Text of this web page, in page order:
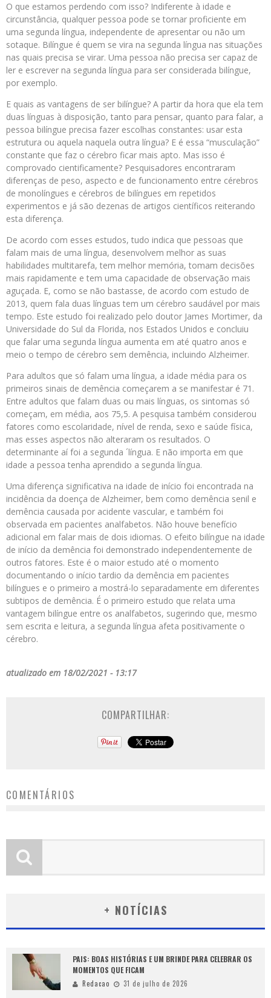
O que estamos perdendo com isso? Indiferente à idade e
circunstância, qualquer pessoa pode se tornar proficiente em
uma segunda língua, independente de apresentar ou não um
sotaque. Bilíngue é quem se vira na segunda língua nas situações
nas quais precisa se virar. Uma pessoa não precisa ser capaz de
ler e escrever na segunda língua para ser considerada bilíngue,
por exemplo.
E quais as vantagens de ser bilíngue? A partir da hora que ela tem
duas línguas à disposição, tanto para pensar, quanto para falar, a
pessoa bilíngue precisa fazer escolhas constantes: usar esta
estrutura ou aquela naquela outra língua? E é essa “musculação”
constante que faz o cérebro ficar mais apto. Mas isso é
comprovado cientificamente? Pesquisadores encontraram
diferenças de peso, aspecto e de funcionamento entre cérebros
de monolíngues e cérebros de bilíngues em repetidos
experimentos e já são dezenas de artigos científicos reiterando
esta diferença.
De acordo com esses estudos, tudo indica que pessoas que
falam mais de uma língua, desenvolvem melhor as suas
habilidades multitarefa, tem melhor memória, tomam decisões
mais rapidamente e tem uma capacidade de observação mais
aguçada. E, como se não bastasse, de acordo com estudo de
2013, quem fala duas línguas tem um cérebro saudável por mais
tempo. Este estudo foi realizado pelo doutor James Mortimer, da
Universidade do Sul da Florida, nos Estados Unidos e concluiu
que falar uma segunda língua aumenta em até quatro anos e
meio o tempo de cérebro sem demência, incluindo Alzheimer.
Para adultos que só falam uma língua, a idade média para os
primeiros sinais de demência começarem a se manifestar é 71.
Entre adultos que falam duas ou mais línguas, os sintomas só
começam, em média, aos 75,5. A pesquisa também considerou
fatores como escolaridade, nível de renda, sexo e saúde física,
mas esses aspectos não alteraram os resultados. O
determinante aí foi a segunda ´língua. E não importa em que
idade a pessoa tenha aprendido a segunda língua.
Uma diferença significativa na idade de início foi encontrada na
incidência da doença de Alzheimer, bem como demência senil e
demência causada por acidente vascular, e também foi
observada em pacientes analfabetos. Não houve benefício
adicional em falar mais de dois idiomas. O efeito bilíngue na idade
de início da demência foi demonstrado independentemente de
outros fatores. Este é o maior estudo até o momento
documentando o início tardio da demência em pacientes
bilíngues e o primeiro a mostrá-lo separadamente em diferentes
subtipos de demência. É o primeiro estudo que relata uma
vantagem bilíngue entre os analfabetos, sugerindo que, mesmo
sem escrita e leitura, a segunda língua afeta positivamente o
cérebro.
atualizado em 18/02/2021 - 13:17
COMPARTILHAR:
COMENTÁRIOS
+ NOTÍCIAS
PAIS: BOAS HISTÓRIAS E UM BRINDE PARA CELEBRAR OS
MOMENTOS QUE FICAM
Redacao 31 de julho de 2026